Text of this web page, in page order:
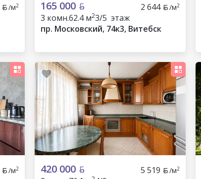
/м2 165 000 2 644 /м2
3 комн.62.4 м23/5 этаж
пр. Московский, 74к3, Витебск
/м2 420 000 5 519 /м2